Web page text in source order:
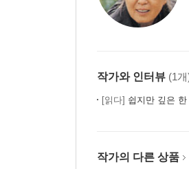
작가와 인터뷰 (1개
[읽다] 쉽지만 깊은
작가의 다른 상품